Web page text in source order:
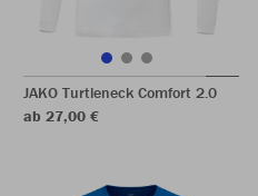
JAKO Turtleneck Comfort 2.0
ab 27,00 €